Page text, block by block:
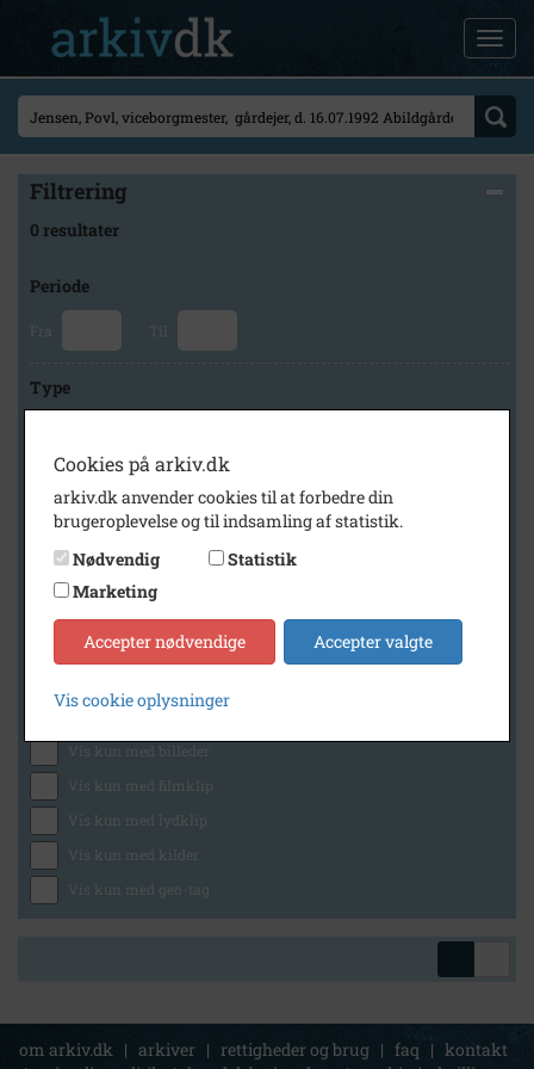
Filtrering
0 resultater
Periode
Fra Til
Type
Arkiv
Holbæk Arkiverne/Jyderup
Generelt
Vis kun med billeder
Vis kun med filmklip
Vis kun med lydklip
Vis kun med kilder
Vis kun med geo-tag
om arkiv.dk | arkiver | rettigheder og brug | faq | kontakt
Cookies på arkiv.dk
arkiv.dk anvender cookies til at forbedre din
brugeroplevelse og til indsamling af statistik.
Nødvendig
Statistik
Marketing
Accepter nødvendige Accepter valgte
Vis cookie oplysninger